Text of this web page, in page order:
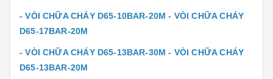
- VÒI CHỮA CHÁY D65-10BAR-20M - VÒI CHỮA CHÁY
D65-17BAR-20M
- VÒI CHỮA CHÁY D65-13BAR-30M - VÒI CHỮA CHÁY
D65-13BAR-20M